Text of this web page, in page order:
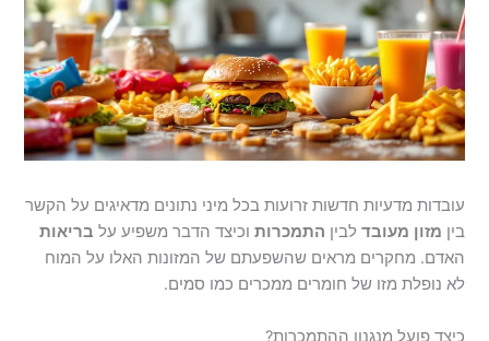
עובדות מדעיות חדשות זרועות בכל מיני נתונים מדאיגים על הקשר
בין מזון מעובד לבין התמכרות וכיצד הדבר משפיע על בריאות
האדם. מחקרים מראים שהשפעתם של המזונות האלו על המוח
לא נופלת מזו של חומרים ממכרים כמו סמים.
כיצד פועל מנגנון ההתמכרות?